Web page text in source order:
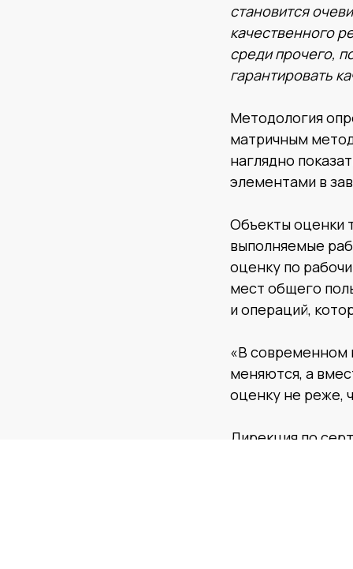
становится
качественного
среди прочего,
гарантировать
Методология
матричным
наглядно
элементами в
Объекты оценки
выполняемые
оценку по
мест общего
и операций,
«В современном
меняются, а
оценку не реже,
Дирекция по